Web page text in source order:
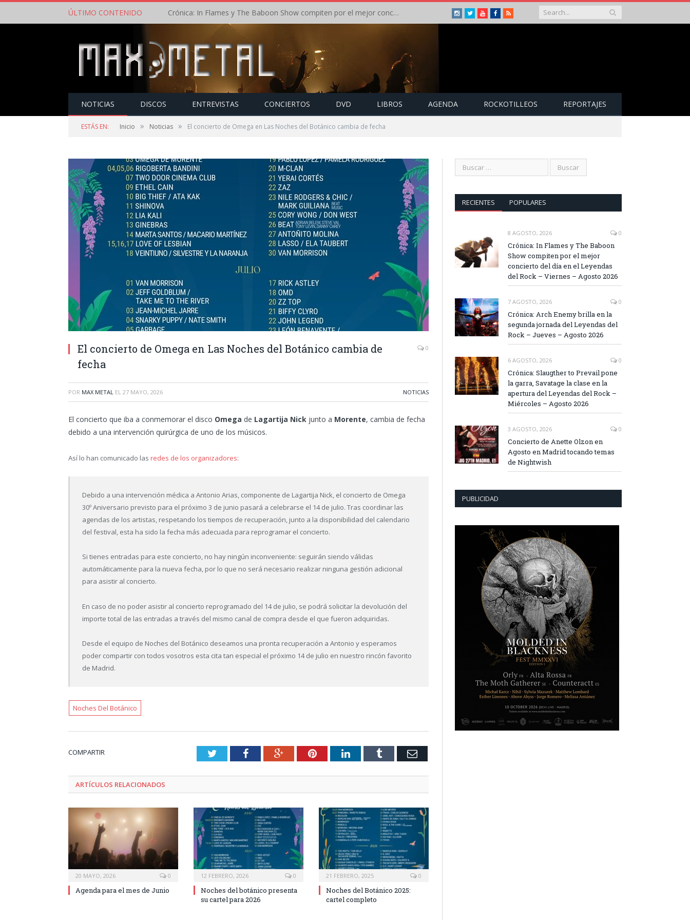
ÚLTIMO CONTENIDO Crónica: In Flames y The Baboon Show compiten por el mejor concierto del día en el Leyendas del Rock – Viernes – Agosto 2026 Instagram
TwitterYoutubeFacebook
RSS
NOTICIAS DISCOS ENTREVISTAS CONCIERTOS DVD LIBROS AGENDA ROCKOTILLEOS REPORTAJES
ESTÁS EN: Inicio » Noticias » El concierto de Omega en Las Noches del Botánico cambia de fecha
El concierto de Omega en Las Noches del Botánico cambia de
fecha
0
POR MAX METAL EL 27 MAYO, 2026 NOTICIAS
El concierto que iba a conmemorar el disco Omega de Lagartija Nick junto a Morente, cambia de fecha
debido a una intervención quirúrgica de uno de los músicos.
Así lo han comunicado las redes de los organizadores:
Debido a una intervención médica a Antonio Arias, componente de Lagartija Nick, el concierto de Omega
30º Aniversario previsto para el próximo 3 de junio pasará a celebrarse el 14 de julio. Tras coordinar las
agendas de los artistas, respetando los tiempos de recuperación, junto a la disponibilidad del calendario
del festival, esta ha sido la fecha más adecuada para reprogramar el concierto.
Si tienes entradas para este concierto, no hay ningún inconveniente: seguirán siendo válidas
automáticamente para la nueva fecha, por lo que no será necesario realizar ninguna gestión adicional
para asistir al concierto.
En caso de no poder asistir al concierto reprogramado del 14 de julio, se podrá solicitar la devolución del
importe total de las entradas a través del mismo canal de compra desde el que fueron adquiridas.
Desde el equipo de Noches del Botánico deseamos una pronta recuperación a Antonio y esperamos
poder compartir con todos vosotros esta cita tan especial el próximo 14 de julio en nuestro rincón favorito
de Madrid.
Noches Del Botánico
COMPARTIR TwitterFacebookGoogle+PinterestLinkedInTumblr Email
ARTÍCULOS RELACIONADOS
20 MAYO, 2026 0
Agenda para el mes de Junio
12 FEBRERO, 2026 0
Noches del botánico presenta
su cartel para 2026
21 FEBRERO, 2025 0
Noches del Botánico 2025:
cartel completo
RECIENTES POPULARES
8 AGOSTO, 2026 0
Crónica: In Flames y The Baboon
Show compiten por el mejor
concierto del día en el Leyendas
del Rock – Viernes – Agosto 2026
7 AGOSTO, 2026 0
Crónica: Arch Enemy brilla en la
segunda jornada del Leyendas del
Rock – Jueves – Agosto 2026
6 AGOSTO, 2026 0
Crónica: Slaugther to Prevail pone
la garra, Savatage la clase en la
apertura del Leyendas del Rock –
Miércoles – Agosto 2026
3 AGOSTO, 2026 0
Concierto de Anette Olzon en
Agosto en Madrid tocando temas
de Nightwish
PUBLICIDAD